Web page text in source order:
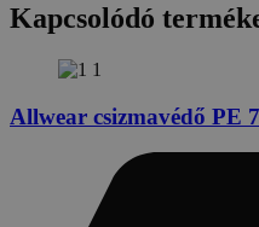
Kapcsolódó
Allwear csizmavédő PE